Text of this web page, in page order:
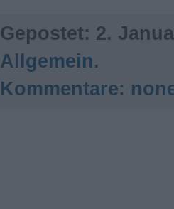
Gepostet: 2.
Allgemein.
Kommentare: